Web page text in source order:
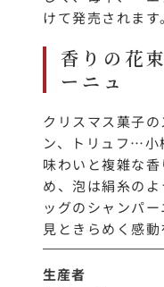
けて発売されます。
香りの花
ーニュ
クリスマス菓子
ン、トリュフ…小
味わいと複雑な
め、泡は絹糸の
ッグのシャンパ
見ときらめく感動
生産者